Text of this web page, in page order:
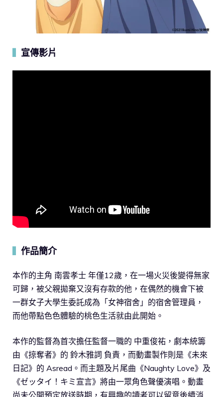
宣傳影片
作品簡介
本作的主角 南雲孝士 年僅12歲，在一場火災後變得無家
可歸，被父親拋棄又沒有存款的他，在偶然的機會下被
一群女子大學生委託成為「女神宿舍」的宿舍管理員，
而他帶點色色體驗的桃色生活就由此開始。
本作的監督為首次擔任監督一職的 中重俊祐，劇本統籌
由《掠奪者》的 鈴木雅詞 負責，而動畫製作則是《未來
日記》的 Asread。而主題及片尾曲《Naughty Love》及
《ゼッタイ！キミ宣言》將由一眾角色聲優演唱。動畫